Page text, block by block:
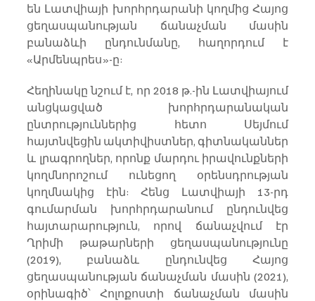
են Լատվիայի խորհրդարանի կողմից Հայոց
ցեղասպանության ճանաչման մասին
բանաձևի ընդունմանը, հաղորդում է
«Արմենպրես»-ը:
Հեղինակը նշում է, որ 2018 թ.-ին Լատվիայում
անցկացված խորհրդարանական
ընտրություններից հետո Սեյմում
հայտնվեցին ակտիվիստներ, գիտնականներ
և լրագրողներ, որոնք մարդու իրավունքների
կողմնորոշում ունեցող օրենսդրության
կողմնակից էին: Հենց Լատվիայի 13-րդ
գումարման խորհրդարանում ընդունվեց
հայտարարություն, որով ճանաչվում էր
Ղրիմի թաթարների ցեղասպանությունը
(2019), բանաձև ընդունվեց Հայոց
ցեղասպանության ճանաչման մասին (2021),
օրինագիծ՝ Հոլոքոստի ճանաչման մասին